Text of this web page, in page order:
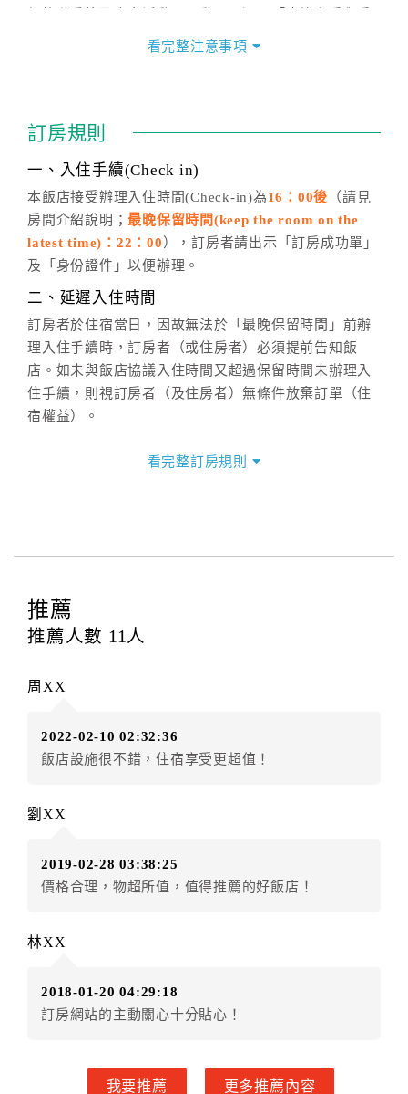
價」之當日價格為標準。
話方式異動訂單。
※非客服時間之申辦異動，皆為次日計算及辦理。
五、客服時間
週一至週日，上午9:00～晚上6:00
六、聯絡方式
(07)9682715 。
看完整注意事項
訂房規則
一、入住手續(Check in)
本飯店接受辦理入住時間(Check-in)為16：00後 （請見
房間介紹說明；最晚保留時間(keep the room on the
latest time)：22：00 ），訂房者請出示「訂房成功單」
及「身份證件」以便辦理。
二、延遲入住時間
訂房者於住宿當日，因故無法於「最晚保留時間」前辦
理入住手續時，訂房者（或住房者）必須提前告知飯
店。如未與飯店協議入住時間又超過保留時間未辦理入
住手續，則視訂房者（及住房者）無條件放棄訂單（住
宿權益）。
四、訂單異動
提出申辦不得異動訂單。
每筆訂單異動限定
辦理取消退款。
房者應補足差額。（限原訂飯店）
房者不得要求退其差額。（限原訂飯店）
額2個月
．訂房者使用「保留住宿金額」時，請注意！為避免飯
店客滿，敬請及早計畫，如逾時未提出申辦，視同無條
．每筆訂單異動限定乙次，限原訂飯店，異動完成後不
訂房者應補足差額。 限原訂飯店
六、取消訂單
看完整訂房規則
推薦
推薦人數 11 人
周XX
2022-02-10 02:32:36
飯店設施很不錯，住宿享受更超值！
劉XX
2019-02-28 03:38:25
價格合理，物超所值，值得推薦的好飯店！
林XX
2018-01-20 04:29:18
訂房網站的主動關心十分貼心！
我要推薦 更多推薦內容